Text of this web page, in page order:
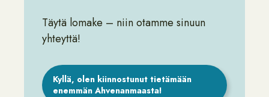
Täytä lomake – niin otamme sinuun
yhteyttä!
Kyllä, olen kiinnostunut tietämään
enemmän Ahvenanmaasta!